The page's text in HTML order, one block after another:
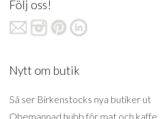
Följ oss!
Nytt om butik
Så ser Birkenstocks nya butiker ut
Obemannad hubb för mat och kaffe